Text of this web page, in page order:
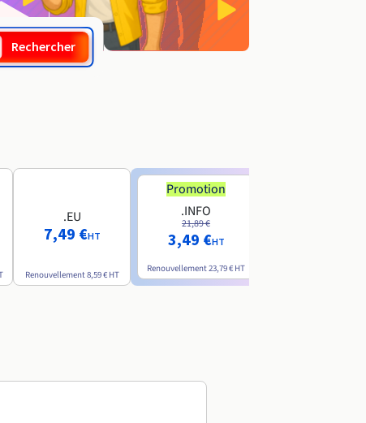
Rechercher
.EU
7,49 €HT
Renouvellement8,59 € HT
Promotion
.INFO
21,89 €
3,49 €HT
Renouvellement23,79 € HT